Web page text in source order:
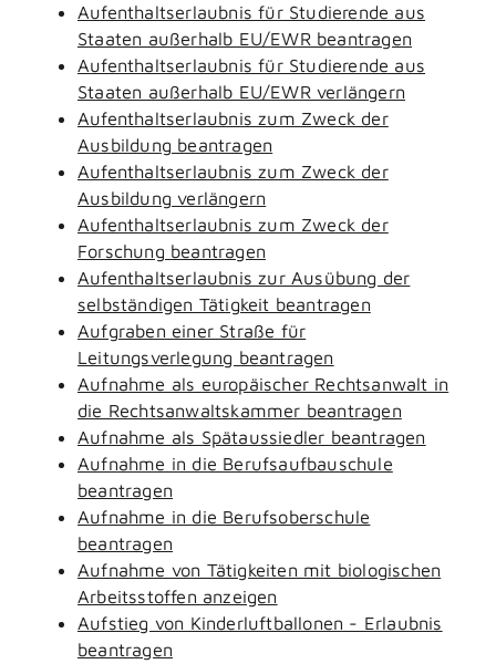
Aufenthaltserlaubnis für Studierende aus
Staaten außerhalb EU/EWR beantragen
Aufenthaltserlaubnis für Studierende aus
Staaten außerhalb EU/EWR verlängern
Aufenthaltserlaubnis zum Zweck der
Ausbildung beantragen
Aufenthaltserlaubnis zum Zweck der
Ausbildung verlängern
Aufenthaltserlaubnis zum Zweck der
Forschung beantragen
Aufenthaltserlaubnis zur Ausübung der
selbständigen Tätigkeit beantragen
Aufgraben einer Straße für
Leitungsverlegung beantragen
Aufnahme als europäischer Rechtsanwalt in
die Rechtsanwaltskammer beantragen
Aufnahme als Spätaussiedler beantragen
Aufnahme in die Berufsaufbauschule
beantragen
Aufnahme in die Berufsoberschule
beantragen
Aufnahme von Tätigkeiten mit biologischen
Arbeitsstoffen anzeigen
Aufstieg von Kinderluftballonen - Erlaubnis
beantragen